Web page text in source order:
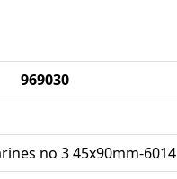
969030
no 3 45x90mm-6014